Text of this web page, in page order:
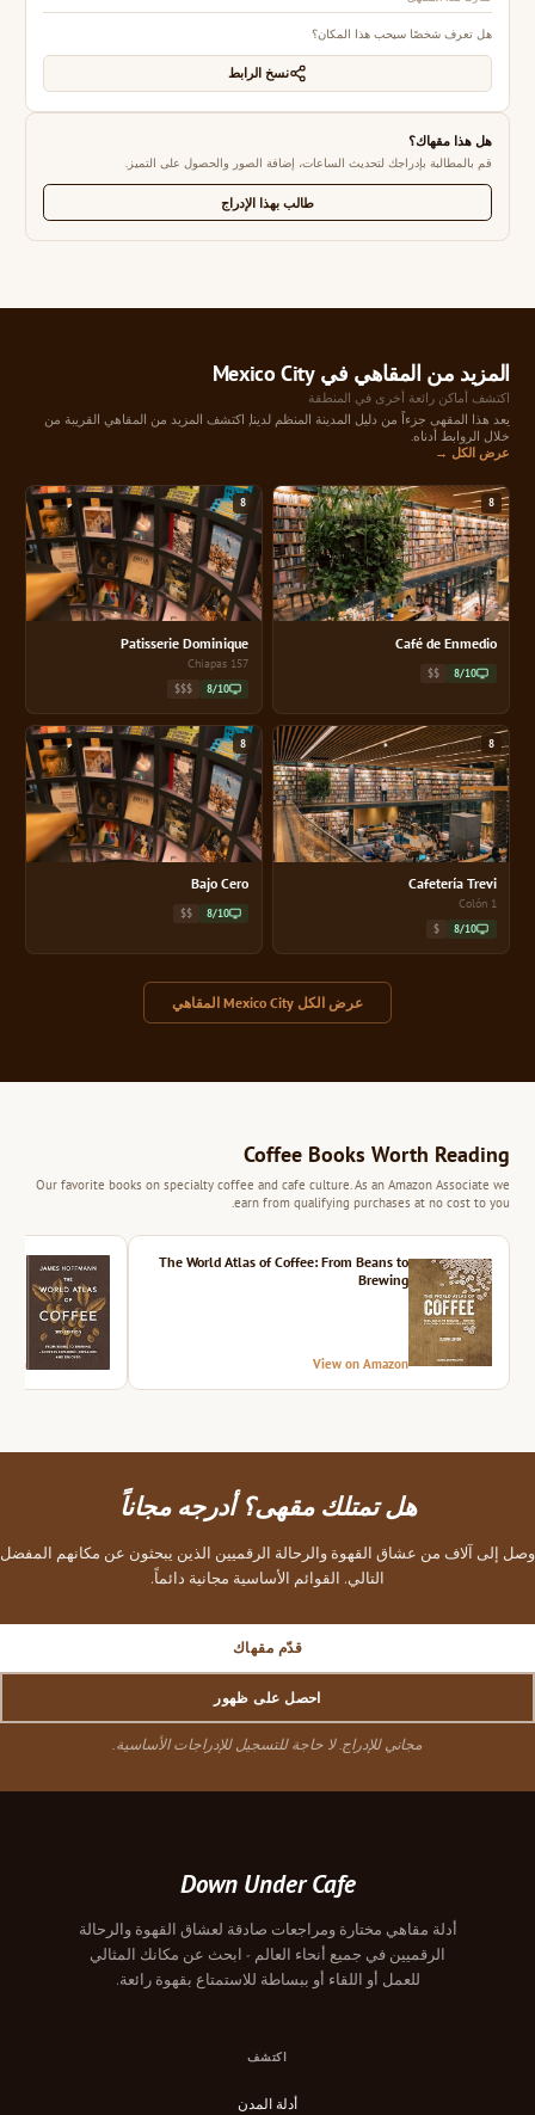
هل تعرف شخصًا سيحب هذا المكان؟
نسخ الرابط
هل هذا مقهاك؟
قم بالمطالبة بإدراجك لتحديث الساعات، إضافة الصور والحصول على التميز.
طالب بهذا الإدراج
المزيد من المقاهي في Mexico City
اكتشف أماكن رائعة أخرى في المنطقة
يعد هذا المقهى جزءاً من دليل المدينة المنظم لدينا, اكتشف المزيد من المقاهي القريبة من
خلال الروابط أدناه.
عرض الكل →
8
Café de Enmedio
8/10
$$
8
Patisserie Dominique
157 Chiapas
8/10
$$$
8
Cafetería Trevi
1 Colón
8/10
$
8
Bajo Cero
8/10
$$
عرض الكل Mexico City المقاهي
Coffee Books Worth Reading
Our favorite books on specialty coffee and cafe culture. As an Amazon Associate we
earn from qualifying purchases at no cost to you.
The World Atlas of Coffee: From Beans to
Brewing
View on Amazon
هل تمتلك مقهى؟ أدرجه مجاناً
وصل إلى آلاف من عشاق القهوة والرحالة الرقميين الذين يبحثون عن مكانهم المفضل
التالي. القوائم الأساسية مجانية دائماً.
قدّم مقهاك
احصل على ظهور
مجاني للإدراج. لا حاجة للتسجيل للإدراجات الأساسية.
Down Under Cafe
أدلة مقاهي مختارة ومراجعات صادقة لعشاق القهوة والرحالة
الرقميين في جميع أنحاء العالم - ابحث عن مكانك المثالي
للعمل أو اللقاء أو ببساطة للاستمتاع بقهوة رائعة.
اكتشف
أدلة المدن